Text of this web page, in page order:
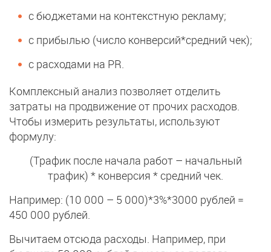
с бюджетами на контекстную рекламу;
с прибылью (число конверсий*средний чек);
с расходами на PR.
Комплексный анализ позволяет отделить
затраты на продвижение от прочих расходов.
Чтобы измерить результаты, используют
формулу:
(Трафик после начала работ – начальный
трафик) * конверсия * средний чек.
Например: (10 000 – 5 000)*3%*3000 рублей =
450 000 рублей.
Вычитаем отсюда расходы. Например, при